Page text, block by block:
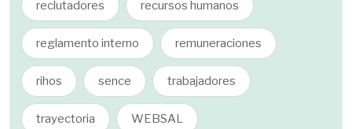
reclutadores recursos humanos
reglamento interno remuneraciones
rihos sence trabajadores
trayectoria WEBSAL